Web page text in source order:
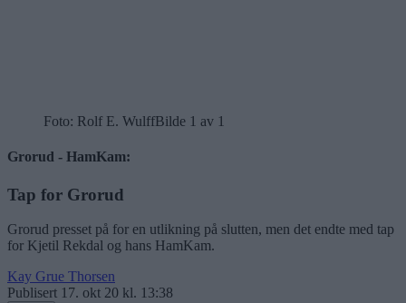
Foto: Rolf E. WulffBilde 1 av 1
Grorud - HamKam:
Tap for Grorud
Grorud presset på for en utlikning på slutten, men det endte med tap
for Kjetil Rekdal og hans HamKam.
Kay Grue Thorsen
Publisert 17. okt 20 kl. 13:38